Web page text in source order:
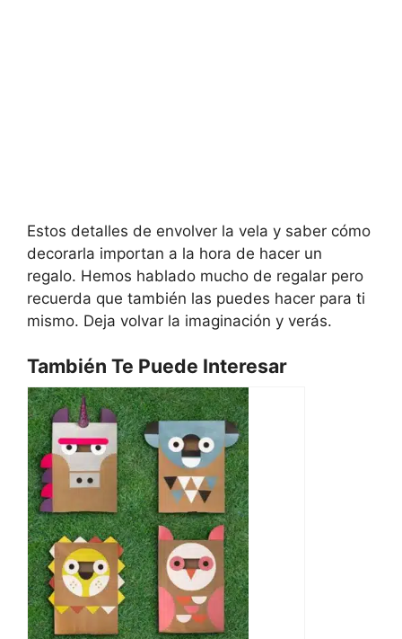
Estos detalles de envolver la vela y saber cómo
decorarla importan a la hora de hacer un
regalo. Hemos hablado mucho de regalar pero
recuerda que también las puedes hacer para ti
mismo. Deja volvar la imaginación y verás.
También Te Puede Interesar